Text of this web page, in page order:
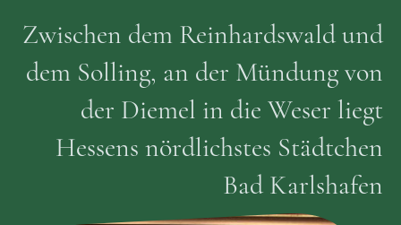
Zwischen dem Reinhardswald und
dem Solling, an der Mündung von
der Diemel in die Weser liegt
Hessens nördlichstes Städtchen
Bad Karlshafen